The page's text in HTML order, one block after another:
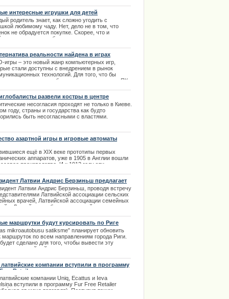
интересные игрушки для детей
родитель знает, как сложно угодить с
любимому чаду. Нет, дело не в том, что
не обрадуется покупке. Скорее, что и
деткам, любви с первого взгляда не
реальности найдена в играх
– это новый жанр компьютерных игр,
стали доступны с внедрением в рынок
технологий. Для того, что бы
к игре необходимо иметь доступ к ПК
развели костры в центре
несогласия проходят не только в Киеве.
году, страны и государства как будто
быть несогласными с властями.
протесты и попытки свержения
азартной игры в игровые автоматы
ещё в XIX веке прототипы первых
аппаратов, уже в 1905 в Англии вошли
производство. И к 1912 году эти
и телеграфе, так, естественно, и в казино.
Латвии Андрис Берзиньш предлагает
на медицину пенсионные средства
Латвии Андрис Берзиньш, проводя встречу
Латвийской ассоциации сельских
врачей, Латвийской ассоциации семейных
и Латвийского общества врачей предложил,
и третьего уровня. | 19.03.2014
маршрутки будут курсировать по Риге
mikroautobusu satiksme” планирует обновить
маршруток по всем направлениям города Риги.
сделано для того, чтобы вывести эту
на достойный уровень, сделать поездки
| 14.04.2013
компании вступили в программу
Retailer
компании Uniq, Ecattus и Ieva
вступили в программу Fur Free Retailer
от меха торговля). Поступив таким